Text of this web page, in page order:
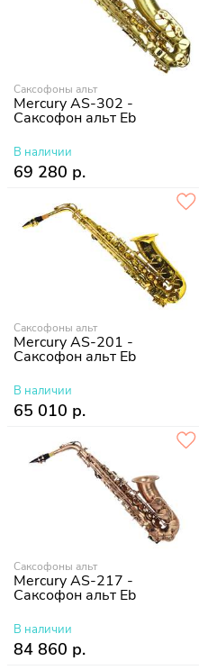
Саксофоны альт
Mercury AS-302 -
Саксофон альт Eb
В наличии
69 280 р.
Саксофоны альт
Mercury AS-201 -
Саксофон альт Eb
В наличии
65 010 р.
Саксофоны альт
Mercury AS-217 -
Саксофон альт Eb
В наличии
84 860 р.